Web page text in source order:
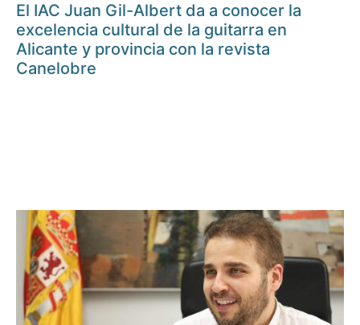
El IAC Juan Gil-Albert da a conocer la
excelencia cultural de la guitarra en
Alicante y provincia con la revista
Canelobre